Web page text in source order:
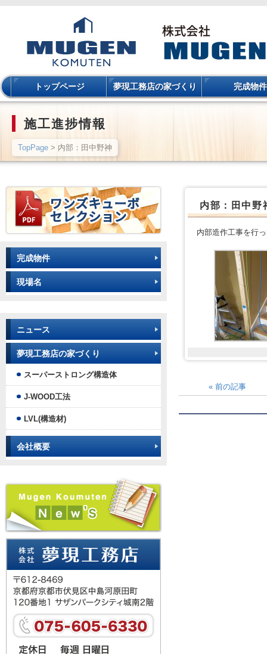
トップページ 夢現工務店の家づくり 完成物件
施工進捗情報
TopPage > 内部：田中野神
内部：田中野
内部造作工事を行
« 前の記事
完成物件
現場名
ニュース
夢現工務店の家づくり
スーパーストロング構造体
J-WOOD工法
LVL(構造材)
会社概要